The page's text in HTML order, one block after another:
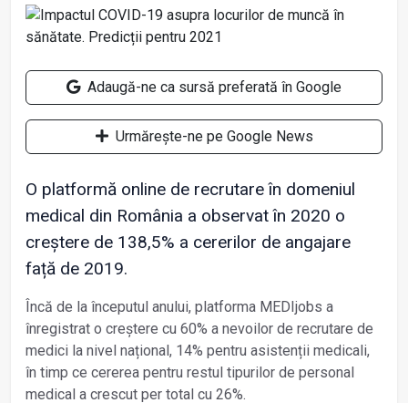
Adaugă-ne ca sursă preferată în Google
Urmărește-ne pe Google News
O platformă online de recrutare în domeniul
medical din România a observat în 2020 o
creștere de 138,5% a cererilor de angajare
față de 2019.
Încă de la începutul anului, platforma MEDIjobs a
înregistrat o creștere cu 60% a nevoilor de recrutare de
medici la nivel național, 14% pentru asistenții medicali,
în timp ce cererea pentru restul tipurilor de personal
medical a crescut per total cu 26%.